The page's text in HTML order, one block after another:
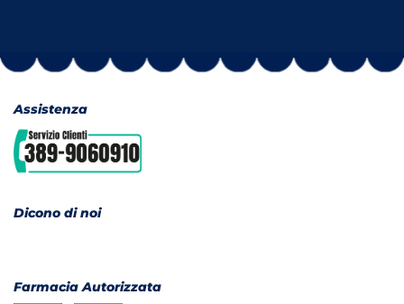
Assistenza
Dicono di noi
Farmacia Autorizzata